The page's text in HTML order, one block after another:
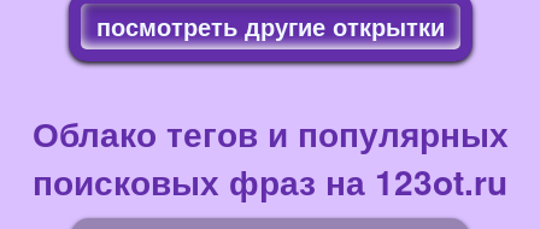
посмотреть другие открытки
Облако тегов и популярных
поисковых фраз на 123ot.ru